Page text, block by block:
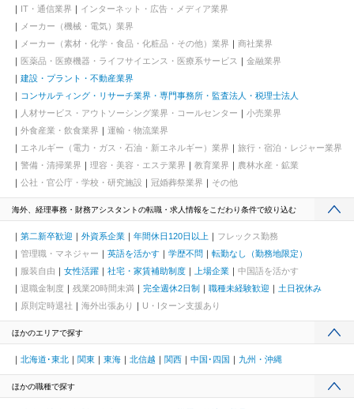
IT・通信業界
インターネット・広告・メディア業界
メーカー（機械・電気）業界
メーカー（素材・化学・食品・化粧品・その他）業界
商社業界
医薬品・医療機器・ライフサイエンス・医療系サービス
金融業界
建設・プラント・不動産業界
コンサルティング・リサーチ業界・専門事務所・監査法人・税理士法人
人材サービス・アウトソーシング業界・コールセンター
小売業界
外食産業・飲食業界
運輸・物流業界
エネルギー（電力・ガス・石油・新エネルギー）業界
旅行・宿泊・レジャー業界
警備・清掃業界
理容・美容・エステ業界 教育業界
農林水産・鉱業
公社・官公庁・学校・研究施設
冠婚葬祭業界 その他
海外、経理事務・財務アシスタントの転職・求人情報をこだわり条件で絞り込む
第二新卒歓迎 外資系企業 年間休日120日以上
フレックス勤務
管理職・マネジャー
英語を活かす 学歴不問
転勤なし（勤務地限定）
服装自由
女性活躍 社宅・家賃補助制度 上場企業
中国語を活かす
退職金制度
残業20時間未満 完全週休2日制 職種未経験歓迎
土日祝休み
原則定時退社
海外出張あり U・Iターン支援あり
ほかのエリアで探す
北海道･東北 関東 東海 北信越 関西 中国･四国 九州・沖縄
ほかの職種で探す